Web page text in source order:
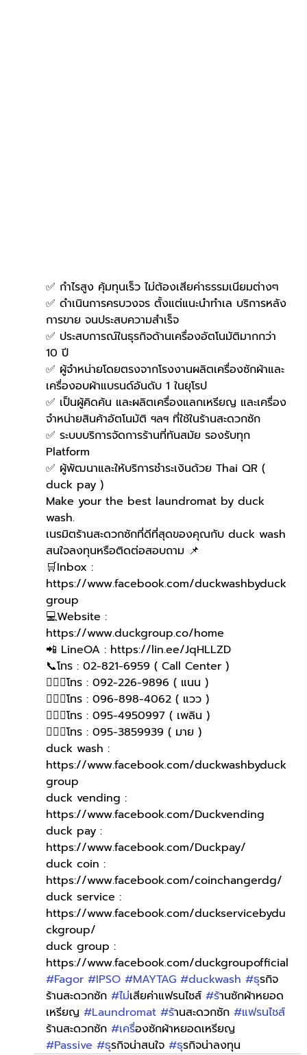
✅ กำไรสูง คุ้มทุนเร็ว ไม่ต้องเสียค่าธรรมเนียมต่างๆ
✅ ดำเนินการครบวงจร ตั้งแต่แนะนำทำเล บริการหลัง
การขาย จนประสบความสำเร็จ
✅ ประสบการณ์ในธุรกิจด้านเครื่องอัตโนมัติมากกว่า
10 ปี
✅ ผู้จำหน่ายโดยตรงจากโรงงานผลิตเครื่องซักผ้าและ
เครื่องอบผ้าแบรนด์อันดับ 1 ในยุโรป
✅ เป็นผู้คิดค้น และผลิตเครื่องแลกเหรียญ และเครื่อง
จำหน่ายสินค้าอัตโนมัติ ฯลฯ ที่ใช้ในร้านสะดวกซัก
✅ ระบบบริการจัดการร้านที่ทันสมัย รองรับทุก
Platform
✅ ผู้พัฒนาและให้บริการชำระเงินด้วย Thai QR (
duck pay )
Make your the best laundromat by duck
wash.
เนรมิตร้านสะดวกซักที่ดีที่สุดของคุณกับ duck wash
สนใจลงทุนหรือติดต่อสอบถาม 📌
🛒Inbox :
https://www.facebook.com/duckwashbyduck
group
💻Website :
https://www.duckgroup.co/home
📲 LineOA : https://lin.ee/JqHLLZD
📞โทร : 02-821-6959 ( Call Center )
🙋🏻‍♀️โทร : 092-226-9896 ( แนน )
🙋🏻‍♀โทร : 096-898-4062 ( แวว )
🙋🏻‍♀โทร : 095-4950997 ( เพลิน )
🙋🏻‍♀️โทร : 095-3859939 ( มาย )
duck wash :
https://www.facebook.com/duckwashbyduck
group
duck vending :
https://www.facebook.com/Duckvending
duck pay :
https://www.facebook.com/Duckpay/
duck coin :
https://www.facebook.com/coinchangerdg/
duck service :
https://www.facebook.com/duckservicebydu
ckgroup/
duck group :
https://www.facebook.com/duckgroupofficial
#Fagor #IPSO #MAYTAG #duckwash #ธุรกิจ
ร้านสะดวกซัก #ไม่เสียค่าแฟรนไชส์ #ร้านซักผ้าหยอด
เหรียญ #Laundromat #ร้านสะดวกซัก #แฟรนไชส์
ร้านสะดวกซัก #เครื่องซักผ้าหยอดเหรียญ
#Passive #ธุรกิจน่าสนใจ #ธุรกิจน่าลงทุน